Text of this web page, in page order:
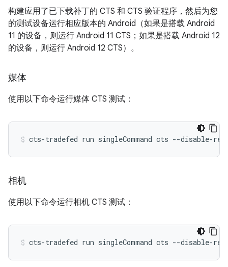
构建应用了已下载补丁的 CTS 和 CTS 验证程序，然后为您
的测试设备运行相应版本的 Android（如果是搭载 Android
11 的设备，则运行 Android 11 CTS；如果是搭载 Android 12
的设备，则运行 Android 12 CTS）。
媒体
使用以下命令运行媒体 CTS 测试：
cts-tradefed run singleCommand cts --disable-
相机
使用以下命令运行相机 CTS 测试：
cts-tradefed run singleCommand cts --disable-